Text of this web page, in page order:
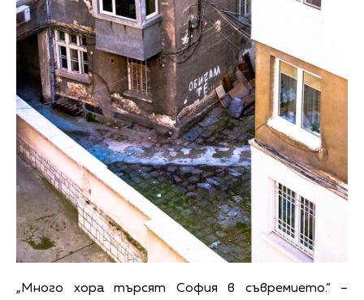
„Много хора търсят София в съвремието.“ –